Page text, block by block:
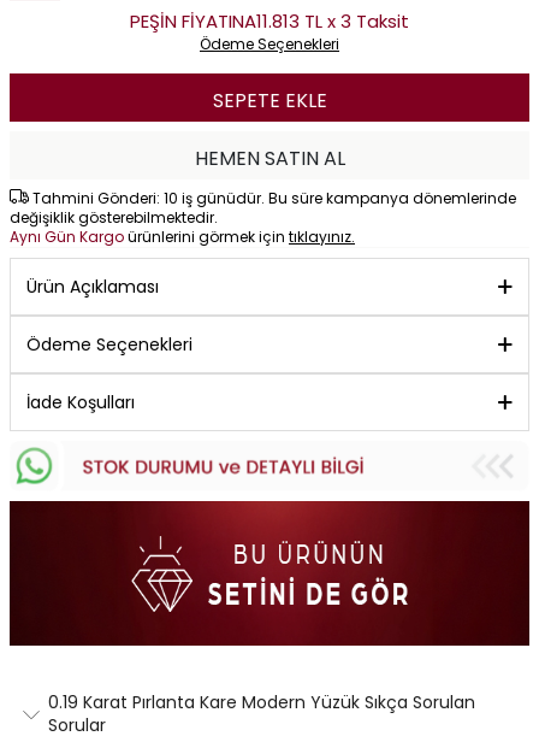
PEŞİN FİYATINA11.813 TL x 3 Taksit
Ödeme Seçenekleri
SEPETE EKLE
HEMEN SATIN AL
Tahmini Gönderi: 10 iş günüdür. Bu süre kampanya dönemlerinde
değişiklik gösterebilmektedir.
Aynı Gün Kargoürünlerini görmek için tıklayınız.
Ürün Açıklaması
Ödeme Seçenekleri
İade Koşulları
0.19 Karat Pırlanta Kare Modern Yüzük Sıkça Sorulan
Sorular